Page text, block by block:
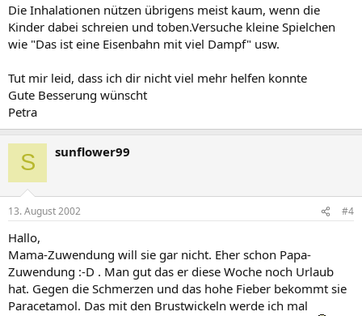
Die Inhalationen nützen übrigens meist kaum, wenn die
Kinder dabei schreien und toben.Versuche kleine Spielchen
wie "Das ist eine Eisenbahn mit viel Dampf" usw.
Tut mir leid, dass ich dir nicht viel mehr helfen konnte
Gute Besserung wünscht
Petra
S sunflower99
13. August 2002 #4
Hallo,
Mama-Zuwendung will sie gar nicht. Eher schon Papa-
Zuwendung :-D . Man gut das er diese Woche noch Urlaub
hat. Gegen die Schmerzen und das hohe Fieber bekommt sie
Paracetamol. Das mit den Brustwickeln werde ich mal